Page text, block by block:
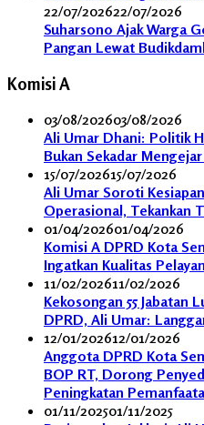
22/07/202622/07/2026
Suharsono Ajak Warga
Pangan Lewat
Komisi A
03/08/202603/08/2026
Ali Umar Dhani: Politik
Bukan Sekadar
15/07/202615/07/2026
Ali Umar Soroti
Operasional, Tekankan
01/04/202601/04/2026
Komisi A DPRD Kota
Ingatkan Kualitas
11/02/202611/02/2026
Kekosongan 55 Jabatan
DPRD, Ali Umar:
12/01/202612/01/2026
Anggota DPRD Kota
BOP RT, Dorong
Peningkatan
01/11/202501/11/2025